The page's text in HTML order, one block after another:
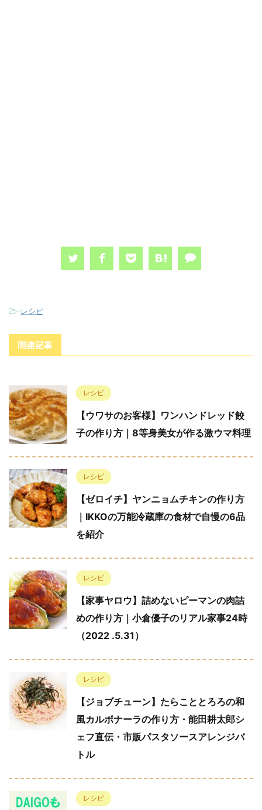
-レシピ
関連記事
レシピ
【ウワサのお客様】ワンハンドレッド餃
子の作り方｜8等身美女が作る激ウマ料理
レシピ
【ゼロイチ】ヤンニョムチキンの作り方
｜IKKOの万能冷蔵庫の食材で自慢の6品
を紹介
レシピ
【家事ヤロウ】詰めないピーマンの肉詰
めの作り方｜小倉優子のリアル家事24時
（2022 .5.31）
レシピ
【ジョブチューン】たらこととろろの和
風カルボナーラの作り方・能田耕太郎シ
ェフ直伝・市販パスタソースアレンジバ
トル
レシピ